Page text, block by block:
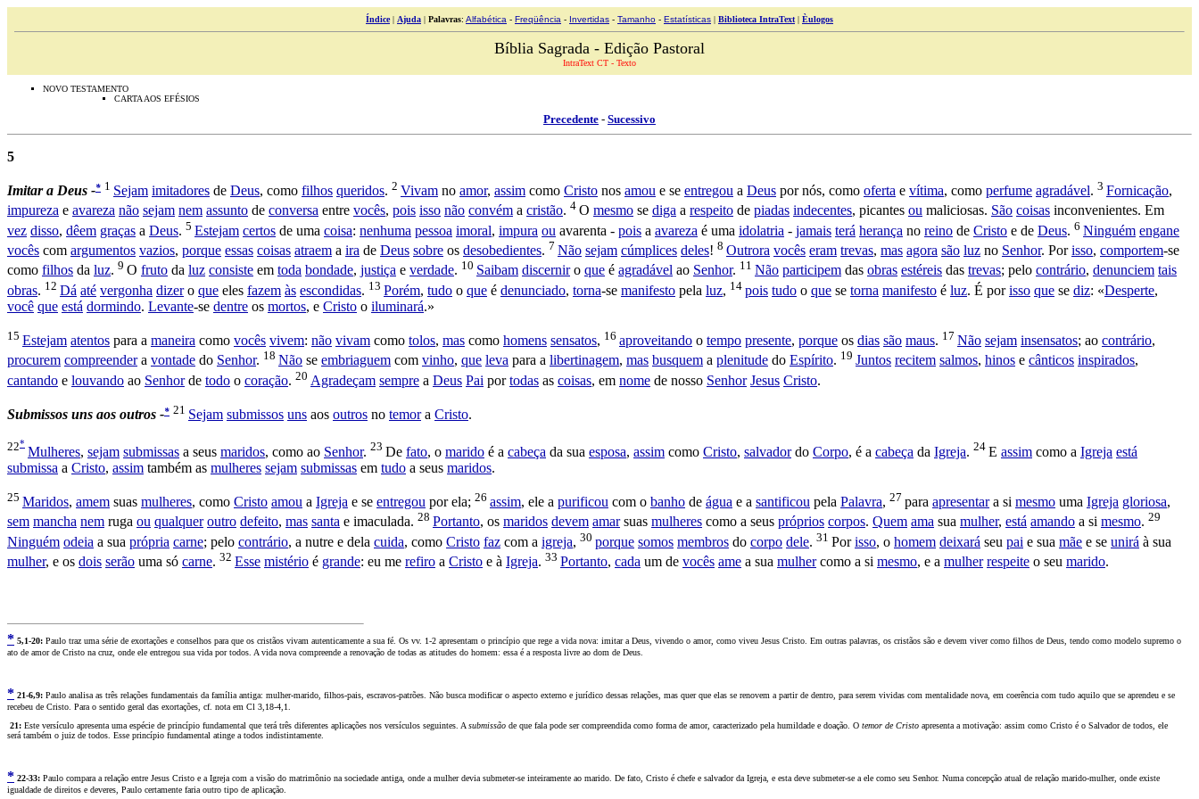
Índice| Ajuda | Palavras: Alfabética - Freqüência - Invertidas - Tamanho - Estatísticas | Biblioteca IntraText | Èulogos
Bíblia Sagrada - Edição Pastoral
IntraText CT - Texto
NOVO TESTAMENTO
CARTA AOS EFÉSIOS
Precedente - Sucessivo
5
Imitar a Deus -* 1 Sejam imitadores de Deus, como filhos queridos. 2 Vivam no amor, assim como Cristo nos amou e se entregou a Deus por nós, como oferta e vítima, como perfume agradável. 3 Fornicação,
impureza e avareza não sejam nem assunto de conversa entre vocês, pois isso não convém a cristão. 4 O mesmo se diga a respeito de piadas indecentes, picantes ou maliciosas. São coisas inconvenientes. Em
vez disso, dêem graças a Deus. 5 Estejam certos de uma coisa: nenhuma pessoa imoral, impura ou avarenta - pois a avareza é uma idolatria - jamais terá herança no reino de Cristo e de Deus. 6 Ninguém engane
vocês com argumentos vazios, porque essas coisas atraem a ira de Deus sobre os desobedientes. 7 Não sejam cúmplices deles! 8 Outrora vocês eram trevas, mas agora são luz no Senhor. Porisso, comportem-se
como filhos da luz. 9 O fruto da luz consiste em toda bondade, justiça e verdade. 10 Saibam discerniro que é agradável ao Senhor. 11 Não participem das obras estéreis das trevas; pelo contrário, denunciem tais
obras. 12 Dá até vergonha dizero que eles fazem às escondidas. 13 Porém, tudo o que é denunciado, torna-se manifesto pela luz, 14 pois tudo o que se torna manifesto é luz. É porisso que se diz: «Desperte,
você que está dormindo. Levante-se dentre os mortos, e Cristo o iluminará.»
15 Estejam atentos para a maneira como vocês vivem: não vivam como tolos, mas como homens sensatos, 16 aproveitando o tempo presente, porque os dias são maus. 17 Não sejam insensatos; ao contrário,
procurem compreendera vontade do Senhor. 18 Não se embriaguem com vinho, que leva para a libertinagem, mas busquem a plenitude do Espírito. 19 Juntos recitem salmos, hinos e cânticos inspirados,
cantando e louvando ao Senhorde todo o coração. 20 Agradeçam sempre a Deus Pai portodas as coisas, em nome de nosso Senhor Jesus Cristo.
Submissos uns aos outros -* 21 Sejam submissos uns aos outros no temora Cristo.
22*
Mulheres, sejam submissas a seus maridos, como ao Senhor. 23 De fato, o marido é a cabeça da sua esposa, assim como Cristo, salvadordo Corpo, é a cabeça da Igreja. 24 E assim como a Igreja está
submissa a Cristo, assim também as mulheres sejam submissas em tudo a seus maridos.
25 Maridos, amem suas mulheres, como Cristo amou a Igreja e se entregou por ela; 26 assim, ele a purificou com o banho de água e a santificou pela Palavra, 27 para apresentara si mesmo uma Igreja gloriosa,
sem mancha nem ruga ou qualquer outro defeito, mas santa e imaculada. 28 Portanto, os maridos devem amarsuas mulheres como a seus próprios corpos. Quem ama sua mulher, está amando a si mesmo. 29
Ninguém odeia a sua própria carne; pelo contrário, a nutre e dela cuida, como Cristo faz com a igreja, 30 porque somos membros do corpo dele. 31 Porisso, o homem deixará seu pai e sua mãe e se unirá à sua
mulher, e os dois serão uma só carne. 32 Esse mistério é grande: eu me refiro a Cristo e à Igreja. 33 Portanto, cada um de vocês ame a sua mulhercomo a si mesmo, e a mulher respeite o seu marido.
* 5,1-20: Paulo traz uma série de exortações e conselhos para que os cristãos vivam autenticamente a sua fé. Os vv. 1-2 apresentam o princípio que rege a vida nova: imitar a Deus, vivendo o amor, como viveu Jesus Cristo. Em outras palavras, os cristãos são e devem viver como filhos de Deus, tendo como modelo supremo o
ato de amor de Cristo na cruz, onde ele entregou sua vida por todos. A vida nova compreende a renovação de todas as atitudes do homem: essa é a resposta livre ao dom de Deus.
* 21-6,9: Paulo analisa as três relações fundamentais da família antiga: mulher-marido, filhos-pais, escravos-patrões. Não busca modificar o aspecto externo e jurídico dessas relações, mas quer que elas se renovem a partir de dentro, para serem vividas com mentalidade nova, em coerência com tudo aquilo que se aprendeu e se
recebeu de Cristo. Para o sentido geral das exortações, cf. nota em Cl 3,18-4,1.
21: Este versículo apresenta uma espécie de princípio fundamental que terá três diferentes aplicações nos versículos seguintes. Asubmissão de que fala pode ser compreendida como forma de amor, caracterizado pela humildade e doação. O temor de Cristo apresenta a motivação: assim como Cristo é o Salvador de todos, ele
será também o juiz de todos. Esse princípio fundamental atinge a todos indistintamente.
* 22-33: Paulo compara a relação entre Jesus Cristo e a Igreja com a visão do matrimônio na sociedade antiga, onde a mulher devia submeter-se inteiramente ao marido. De fato, Cristo é chefe e salvador da Igreja, e esta deve submeter-se a ele como seu Senhor. Numa concepção atual de relação marido-mulher, onde existe
igualdade de direitos e deveres, Paulo certamente faria outro tipo de aplicação.